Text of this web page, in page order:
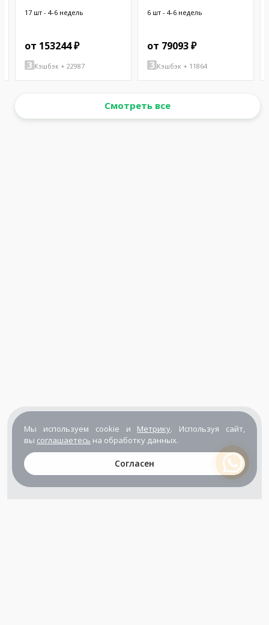
17 шт - 4-6 недель
от 153244 ₽
Кэшбэк + 22987
6 шт - 4-6 недель
от 79093 ₽
Кэшбэк + 11864
Смотреть все
Мы используем cookie и Метрику. Используя сайт,
вы соглашаетесь на обработку данных.
Согласен